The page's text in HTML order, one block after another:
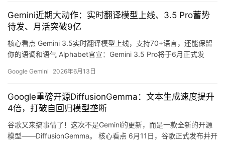
A
I
报
开
源
项
Gemini近期大动作：实时翻译模型上线、3.5 Pro蓄势
待发、月活突破9亿
核心看点 Gemini 3.5实时翻译模型上线，支持70+语言，还能保留
你的语调和语气 Alphabet官宣：Gemini 3.5 Pro将于6月正式发
翻倍增长 I/O 2026回顾：3.5 Flash、Omni、Spark三大新品全面
Google Gemini 2026年6月13日
Google重磅开源DiffusionGemma：文本生成速度提升
4倍，打破自回归模型垄断
谷歌又来搞事情了！这次不是Gemini的更新，而是一款全新的开源
模型——DiffusionGemma。 核心看点 6月11日，谷歌正式发布并开